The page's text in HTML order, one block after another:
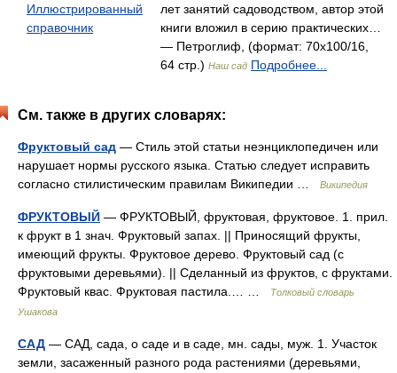
Иллюстрированный
справочник
лет занятий садоводством, автор этой
книги вложил в серию практических…
— Петроглиф, (формат: 70x100/16,
64 стр.) Наш сад Подробнее...
См. также в других словарях:
Фруктовый сад — Стиль этой статьи неэнциклопедичен или
нарушает нормы русского языка. Статью следует исправить
согласно стилистическим правилам Википедии …
Википедия
ФРУКТОВЫЙ — ФРУКТОВЫЙ, фруктовая, фруктовое. 1. прил.
к фрукт в 1 знач. Фруктовый запах. || Приносящий фрукты,
имеющий фрукты. Фруктовое дерево. Фруктовый сад (с
фруктовыми деревьями). || Сделанный из фруктов, с фруктами.
Фруктовый квас. Фруктовая пастила.… …
Толковый словарь
Ушакова
САД — САД, сада, о саде и в саде, мн. сады, муж. 1. Участок
земли, засаженный разного рода растениями (деревьями,